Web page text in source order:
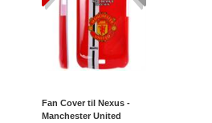
Fan Cover til Nexus -
Manchester United